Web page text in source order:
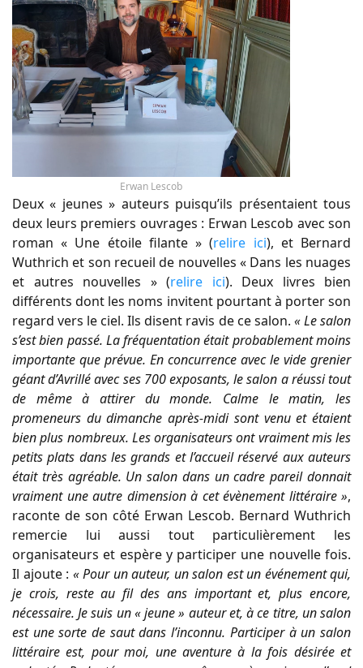
Erwan Lescob
Deux « jeunes » auteurs puisqu’ils présentaient tous
deux leurs premiers ouvrages : Erwan Lescob avec son
roman « Une étoile filante » (relire ici), et Bernard
Wuthrich et son recueil de nouvelles « Dans les nuages
et autres nouvelles » (relire ici). Deux livres bien
différents dont les noms invitent pourtant à porter son
regard vers le ciel. Ils disent ravis de ce salon. « Le salon
s’est bien passé. La fréquentation était probablement moins
importante que prévue. En concurrence avec le vide grenier
géant d’Avrillé avec ses 700 exposants, le salon a réussi tout
de même à attirer du monde. Calme le matin, les
promeneurs du dimanche après-midi sont venu et étaient
bien plus nombreux. Les organisateurs ont vraiment mis les
petits plats dans les grands et l’accueil réservé aux auteurs
était très agréable. Un salon dans un cadre pareil donnait
vraiment une autre dimension à cet évènement littéraire »,
raconte de son côté Erwan Lescob. Bernard Wuthrich
remercie lui aussi tout particulièrement les
organisateurs et espère y participer une nouvelle fois.
Il ajoute : « Pour un auteur, un salon est un événement qui,
je crois, reste au fil des ans important et, plus encore,
nécessaire. Je suis un « jeune » auteur et, à ce titre, un salon
est une sorte de saut dans l’inconnu. Participer à un salon
littéraire est, pour moi, une aventure à la fois désirée et